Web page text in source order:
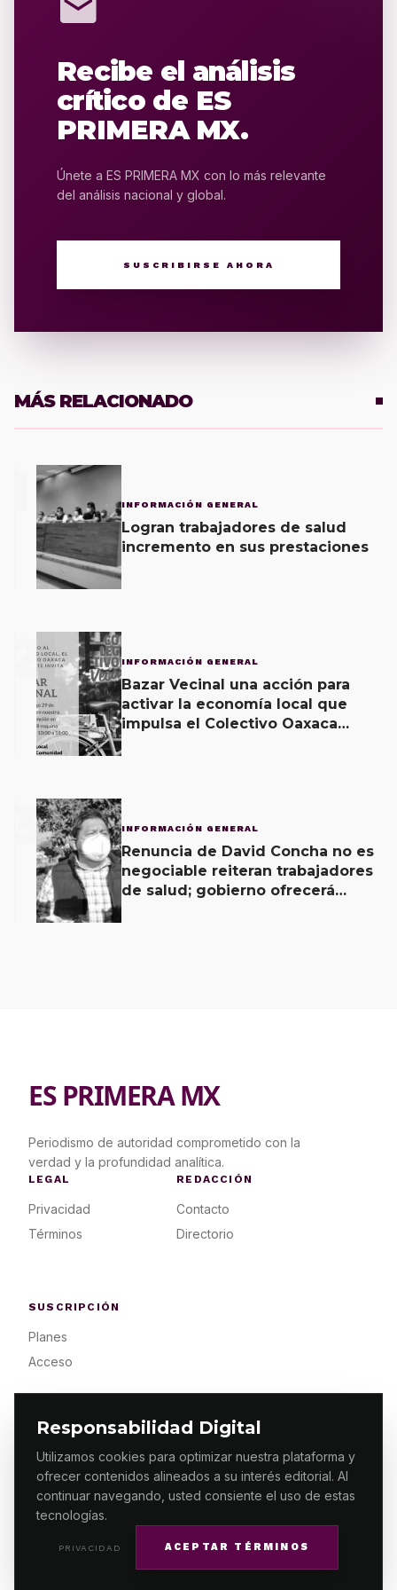
Responsabilidad Digital
Utilizamos cookies para optimizar nuestra plataforma y
ofrecer contenidos alineados a su interés editorial. Al
continuar navegando, usted consiente el uso de estas
tecnologías.
PRIVACIDAD ACEPTAR TÉRMINOS
Recibe el análisis
crítico de ES
PRIMERA MX.
Únete a ES PRIMERA MX con lo más relevante
del análisis nacional y global.
SUSCRIBIRSE AHORA
MÁS RELACIONADO
INFORMACIÓN GENERAL
Logran trabajadores de salud
incremento en sus prestaciones
2 INFORMACIÓN GENERAL
Bazar Vecinal una acción para
activar la economía local que
impulsa el Colectivo Oaxaca
3 INFORMACIÓN GENERAL
Renuncia de David Concha no es
negociable reiteran trabajadores
de salud; gobierno ofrecerá
ES PRIMERA MX
Periodismo de autoridad comprometido con la
verdad y la profundidad analítica.
LEGAL
Privacidad
Términos
REDACCIÓN
Contacto
Directorio
SUSCRIPCIÓN
Planes
Acceso
© 2026 ES PRIMERA MX. ALGUNOS DERECHOS
RESERVADOS / DESIGNMAKING.MX